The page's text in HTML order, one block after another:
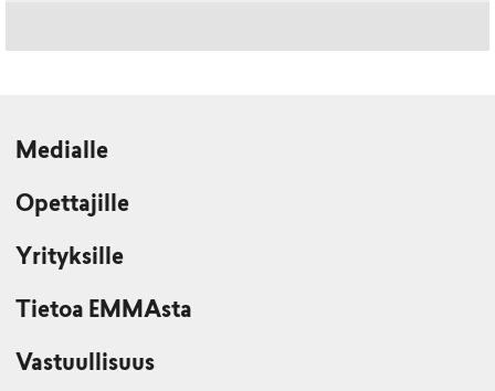
Medialle
Opettajille
Yrityksille
Tietoa EMMAsta
Vastuullisuus